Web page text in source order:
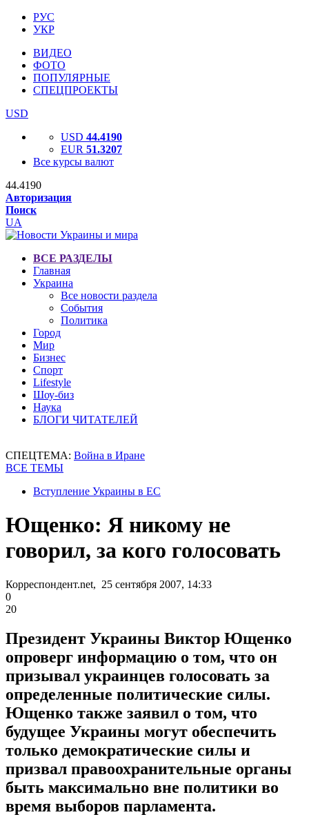
РУС
УКР
ВИДЕО
ФОТО
ПОПУЛЯРНЫЕ
СПЕЦПРОЕКТЫ
USD
USD 44.4190
EUR 51.3207
Все курсы валют
44.4190
Авторизация
Поиск
UA
ВСЕ РАЗДЕЛЫ
Главная
Украина
Все новости раздела
События
Политика
Город
Мир
Бизнес
Спорт
Lifestyle
Шоу-биз
Наука
БЛОГИ ЧИТАТЕЛЕЙ
СПЕЦТЕМА: Война в Иране
ВСЕ ТЕМЫ
Вступление Украины в ЕС
Ющенко: Я никому не
говорил, за кого голосовать
Корреспондент.net, 25 сентября 2007, 14:33
0
20
Президент Украины Виктор Ющенко
опроверг информацию о том, что он
призывал украинцев голосовать за
определенные политические силы.
Ющенко также заявил о том, что
будущее Украины могут обеспечить
только демократические силы и
призвал правоохранительные органы
быть максимально вне политики во
время выборов парламента.